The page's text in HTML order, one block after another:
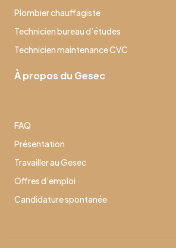
Plombier chauffagiste
Technicien bureau d’études
Technicien maintenance CVC
À propos du Gesec
FAQ
Présentation
Travailler au Gesec
Offres d’emploi
Candidature spontanée